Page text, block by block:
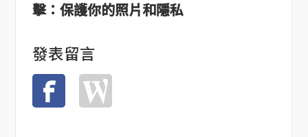
擊：保護你的照片和隱私
發表留言